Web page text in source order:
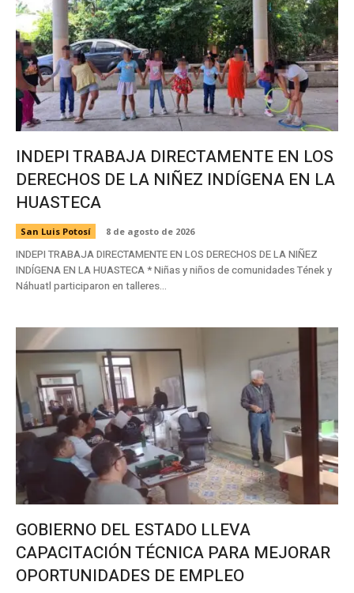
INDEPI TRABAJA DIRECTAMENTE EN LOS
DERECHOS DE LA NIÑEZ INDÍGENA EN LA
HUASTECA
San Luis Potosí 8 de agosto de 2026
INDEPI TRABAJA DIRECTAMENTE EN LOS DERECHOS DE LA NIÑEZ
INDÍGENA EN LA HUASTECA * Niñas y niños de comunidades Tének y
Náhuatl participaron en talleres...
GOBIERNO DEL ESTADO LLEVA
CAPACITACIÓN TÉCNICA PARA MEJORAR
OPORTUNIDADES DE EMPLEO